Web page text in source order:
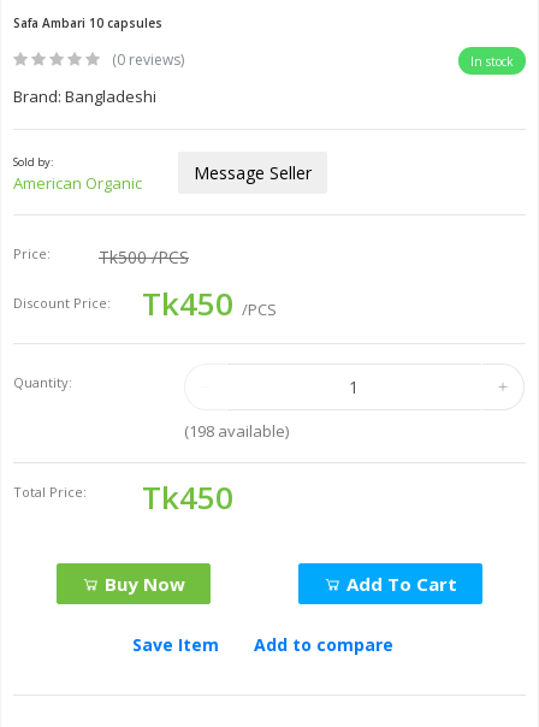
Safa Ambari 10 capsules
(0 reviews) In stock
Brand: Bangladeshi
Sold by:
American Organic Message Seller
Price: Tk500/PCS
Discount Price: Tk450 /PCS
Quantity:
(198available)
Total Price: Tk450
Buy Now Add To Cart
Save Item Add to compare